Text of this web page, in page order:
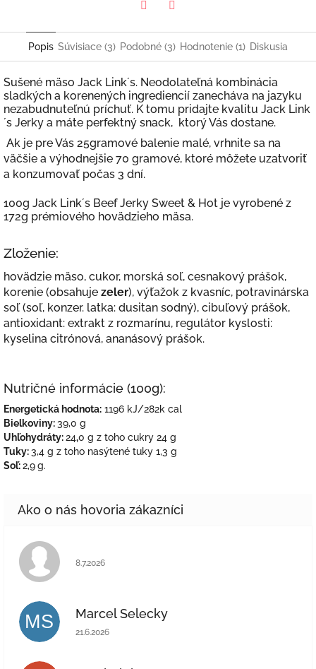
Popis Súvisiace (3) Podobné (3) Hodnotenie (1) Diskusia
Sušené mäso Jack Link´s. Neodolateľná kombinácia
sladkých a korenených ingrediencií zanecháva na jazyku
nezabudnuteľnú príchuť. K tomu pridajte kvalitu Jack Link
´s Jerky a máte perfektný snack, ktorý Vás dostane.
Ak je pre Vás 25gramové balenie malé, vrhnite sa na
väčšie a výhodnejšie 70 gramové, ktoré môžete uzatvoriť
a konzumovať počas 3 dní.
100g Jack Link´s Beef Jerky Sweet & Hot je vyrobené z
172g prémiového hovädzieho mäsa.
Zloženie:
hovädzie mäso, cukor, morská soľ, cesnakový prášok,
korenie (obsahuje zeler), výťažok z kvasníc, potravinárska
soľ (soľ, konzer. latka: dusitan sodný), cibuľový prášok,
antioxidant: extrakt z rozmarínu, regulátor kyslosti:
kyselina citrónová, ananásový prášok.
Nutričné informácie (100g):
Energetická hodnota: 1196 kJ/282k cal
Bielkoviny:39,0 g
Uhľohydráty:24,0 g z toho cukry 24 g
Tuky:3,4 g z toho nasýtené tuky 1,3 g
Soľ:2,9g.
Hodnotenie obchodu je 5 z 5 hviezdičiek.
8.7.2026
MS Marcel Selecky
Hodnotenie obchodu je 5 z 5 hviezdičiek.
21.6.2026